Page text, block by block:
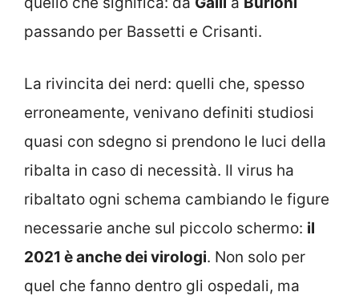
passando per Bassetti e Crisanti.
La rivincita dei nerd: quelli che, spesso
erroneamente, venivano definiti studiosi
quasi con sdegno si prendono le luci della
ribalta in caso di necessità. Il virus ha
ribaltato ogni schema cambiando le figure
necessarie anche sul piccolo schermo: il
2021 è anche dei virologi. Non solo per
quel che fanno dentro gli ospedali, ma